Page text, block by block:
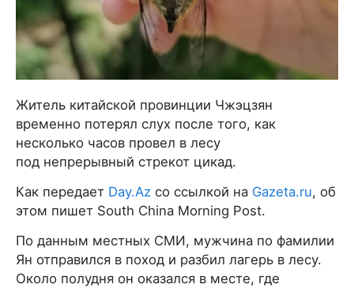
Житель китайской провинции Чжэцзян
временно потерял слух после того, как
несколько часов провел в лесу
под непрерывный стрекот цикад.
Как передает Day.Az со ссылкой на Gazeta.ru, об
этом пишет South China Morning Post.
По данным местных СМИ, мужчина по фамилии
Ян отправился в поход и разбил лагерь в лесу.
Около полудня он оказался в месте, где